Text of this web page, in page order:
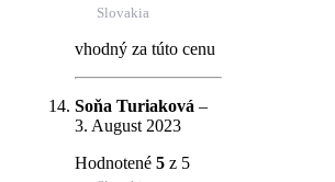
Slovakia
vhodný za túto cenu
Soňa Turiaková –
3. August 2023
Hodnotené 5 z 5